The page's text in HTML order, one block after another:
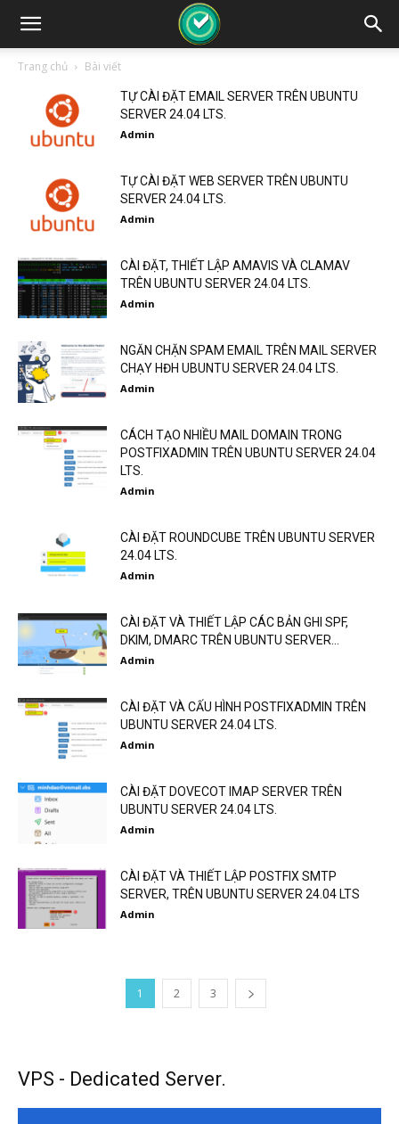
Trang chủ Bài viết
TỰ CÀI ĐẶT EMAIL SERVER TRÊN UBUNTU
SERVER 24.04 LTS.
Admin
TỰ CÀI ĐẶT WEB SERVER TRÊN UBUNTU
SERVER 24.04 LTS.
Admin
CÀI ĐẶT, THIẾT LẬP AMAVIS VÀ CLAMAV
TRÊN UBUNTU SERVER 24.04 LTS.
Admin
NGĂN CHẶN SPAM EMAIL TRÊN MAIL SERVER
CHẠY HĐH UBUNTU SERVER 24.04 LTS.
Admin
CÁCH TẠO NHIỀU MAIL DOMAIN TRONG
POSTFIXADMIN TRÊN UBUNTU SERVER 24.04
LTS.
Admin
CÀI ĐẶT ROUNDCUBE TRÊN UBUNTU SERVER
24.04 LTS.
Admin
CÀI ĐẶT VÀ THIẾT LẬP CÁC BẢN GHI SPF,
DKIM, DMARC TRÊN UBUNTU SERVER...
Admin
CÀI ĐẶT VÀ CẤU HÌNH POSTFIXADMIN TRÊN
UBUNTU SERVER 24.04 LTS.
Admin
CÀI ĐẶT DOVECOT IMAP SERVER TRÊN
UBUNTU SERVER 24.04 LTS.
Admin
CÀI ĐẶT VÀ THIẾT LẬP POSTFIX SMTP
SERVER, TRÊN UBUNTU SERVER 24.04 LTS
Admin
1 2 3
VPS - Dedicated Server.